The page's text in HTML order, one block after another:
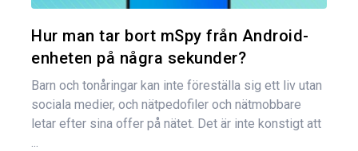
Hur man tar bort mSpy från Android-
enheten på några sekunder?
Barn och tonåringar kan inte föreställa sig ett liv utan
sociala medier, och nätpedofiler och nätmobbare
letar efter sina offer på nätet. Det är inte konstigt att
...